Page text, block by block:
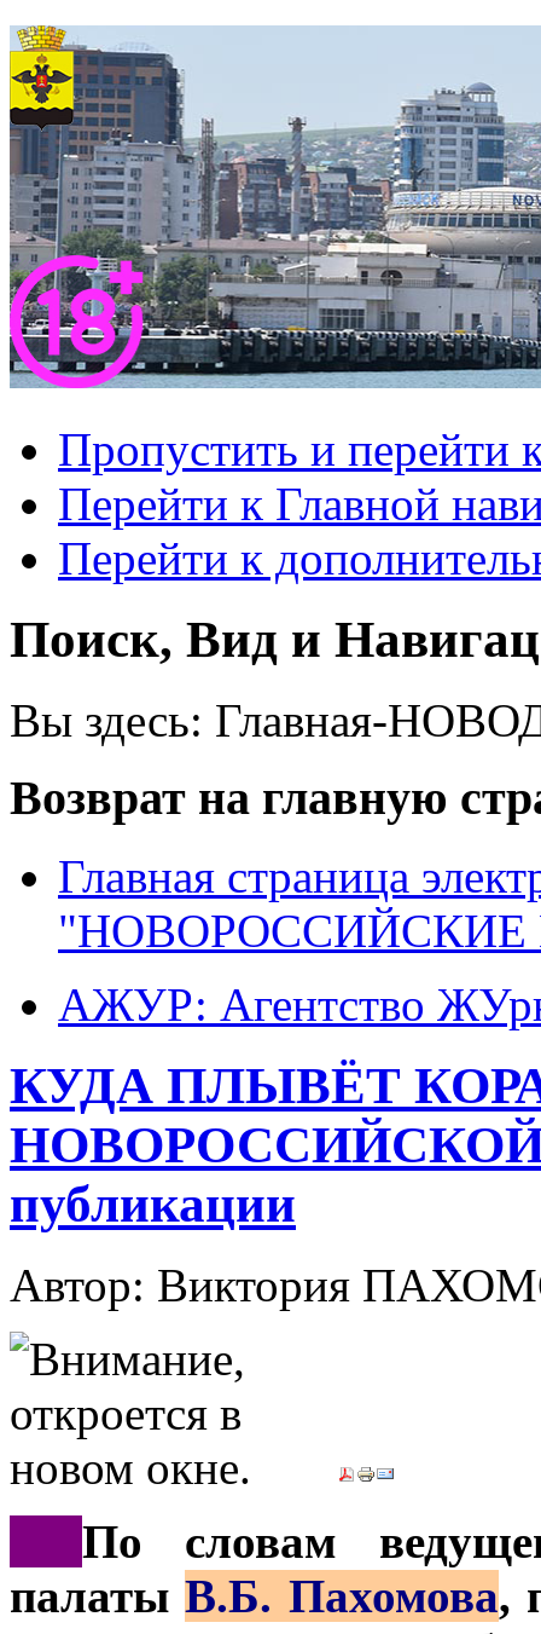
Пропустить и перейти
Перейти к Главной
Перейти к
Поиск, Вид и
Вы здесь: Главная-
Возврат на главную
Главная страница
"НОВОРОССИЙСКИЕ
АЖУР: Агентство
КУДА ПЛЫВЁТ
НОВОРОССИЙСКОЙ
публикации
Автор: Виктория
По словам
палатыВ.Б. Пахомова,